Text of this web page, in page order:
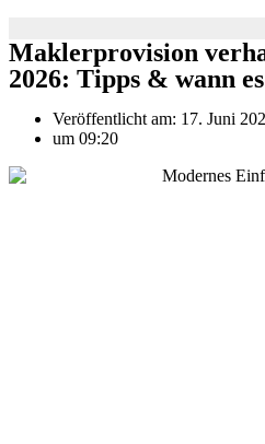
Maklerprovision
2026: Tipps & wann
Veröffentlicht am: 17. Juni
um 09:20